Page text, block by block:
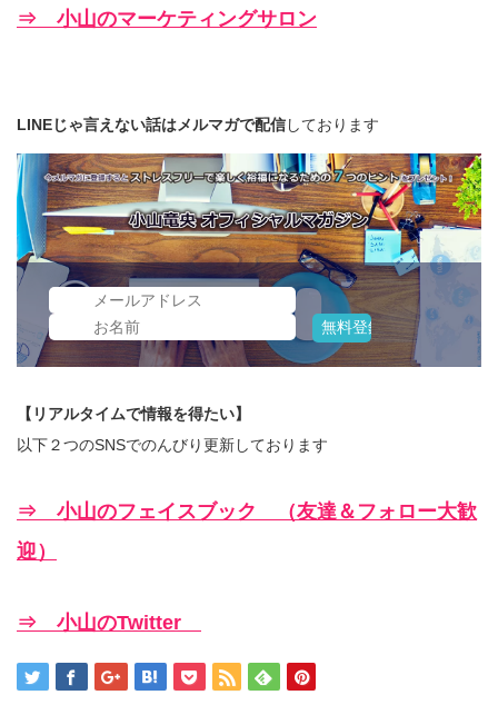
⇒ 小山のマーケティングサロン
LINEじゃ言えない話はメルマガで配信しております
【リアルタイムで情報を得たい】
以下２つのSNSでのんびり更新しております
⇒ 小山のフェイスブック （友達＆フォロー大歓
迎）
⇒ 小山のTwitter